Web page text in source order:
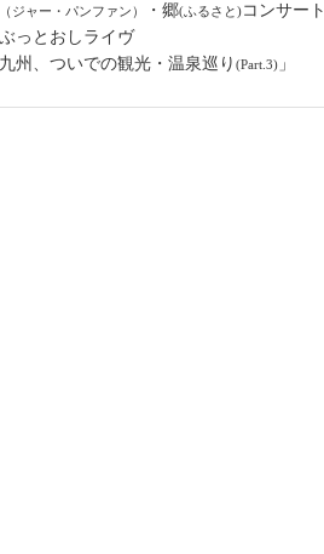
ジャー・パンファン） ・郷(ふるさと)コンサー
っとおしライヴ
州、ついでの観光・温泉巡り (Part.3)」